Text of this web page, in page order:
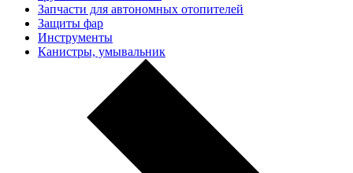
Запчасти для автономных отопителей
Защиты фар
Инструменты
Канистры, умывальник